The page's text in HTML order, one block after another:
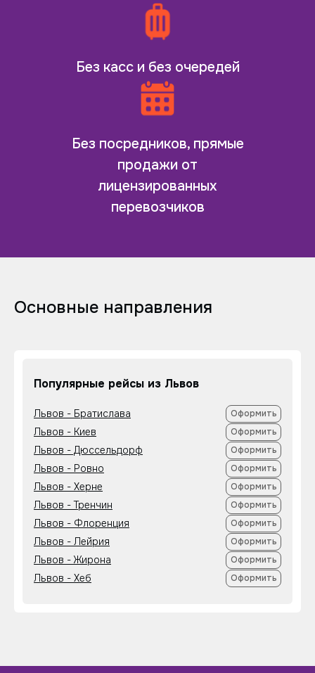
Без касс и без очередей
Без посредников, прямые
продажи от
лицензированных
перевозчиков
Основные направления
Популярные рейсы из Львов
Львов - Братислава Оформить
Львов - Киев Оформить
Львов - Дюссельдорф Оформить
Львов - Ровно Оформить
Львов - Херне Оформить
Львов - Тренчин Оформить
Львов - Флоренция Оформить
Львов - Лейрия Оформить
Львов - Жирона Оформить
Львов - Хеб Оформить